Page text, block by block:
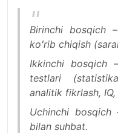
Birinchi bosqich
koʻrib chiqish
Ikkinchi bosqich
testlari
analitik fikrlash,
Uchinchi bosqich
bilan suhbat.